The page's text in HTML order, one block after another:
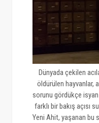
Dünyada çekilen
öldürülen hayvanlar,
sorunu gördükçe
farklı bir bakış açısı
Yeni Ahit, yaşanan bu